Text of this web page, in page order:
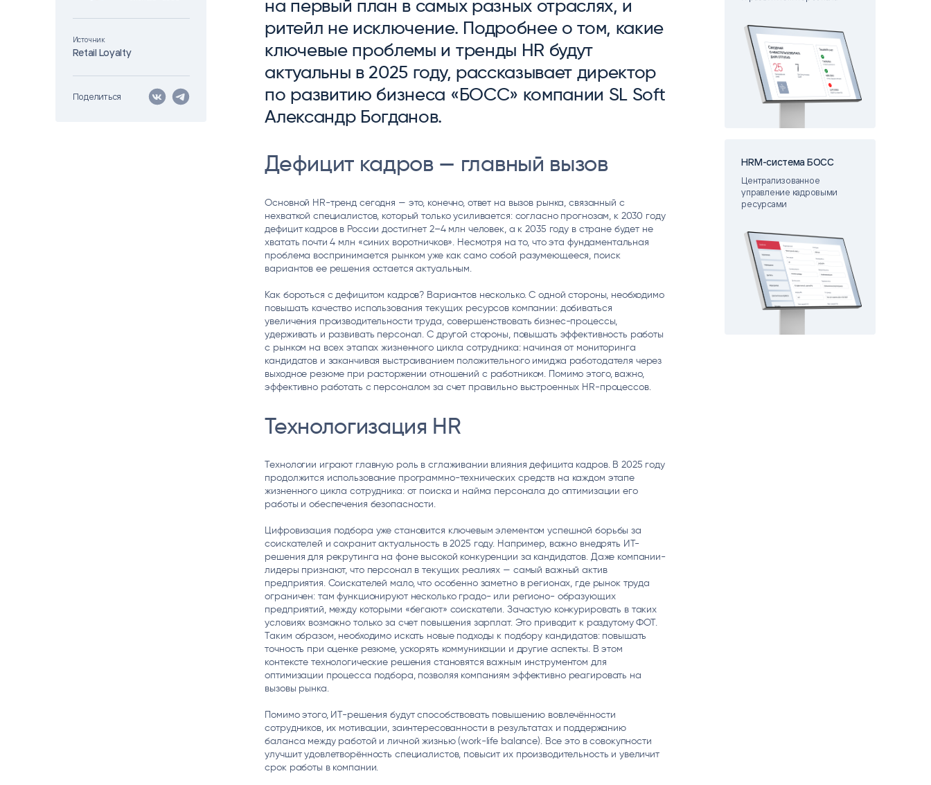
Robovoice
ГОЛОСОВЫЕ И ТЕКСТОВЫЕ БОТЫ
Преферентум
ИНТЕЛЛЕКТУАЛЬНАЯ ОБРАБОТКА
ТЕКСТА
MD Audit
КОНТРОЛЬ ОПЕРАЦИОННОЙ
ДЕЯТЕЛЬНОСТИ
Polymatica
ИНСТРУМЕНТЫ АНАЛИТИКИ
РАСПОЗНАВАНИЕ ДАННЫХ
ВИДЕОАНАЛИТИКА
Источник
Retail Loyalty
Поделиться
на первый план в самых разных отраслях, и
ритейл не исключение. Подробнее о том, какие
ключевые проблемы и тренды HR будут
актуальны в 2025 году, рассказывает директор
по развитию бизнеса «БОСС» компании SL Soft
Александр Богданов.
Дефицит кадров — главный вызов
Основной HR-тренд сегодня — это, конечно, ответ на вызов рынка, связанный с
нехваткой специалистов, который только усиливается: согласно прогнозам, к 2030 году
дефицит кадров в России достигнет 2–4 млн человек, а к 2035 году в стране будет не
хватать почти 4 млн «синих воротничков». Несмотря на то, что эта фундаментальная
проблема воспринимается рынком уже как само собой разумеющееся, поиск
вариантов ее решения остается актуальным.
Как бороться с дефицитом кадров? Вариантов несколько. С одной стороны, необходимо
повышать качество использования текущих ресурсов компании: добиваться
увеличения производительности труда, совершенствовать бизнес-процессы,
удерживать и развивать персонал. С другой стороны, повышать эффективность работы
с рынком на всех этапах жизненного цикла сотрудника: начиная от мониторинга
кандидатов и заканчивая выстраиванием положительного имиджа работодателя через
выходное резюме при расторжении отношений с работником. Помимо этого, важно,
эффективно работать с персоналом за счет правильно выстроенных HR-процессов.
Технологизация HR
Технологии играют главную роль в сглаживании влияния дефицита кадров. В 2025 году
продолжится использование программно-технических средств на каждом этапе
жизненного цикла сотрудника: от поиска и найма персонала до оптимизации его
работы и обеспечения безопасности.
Цифровизация подбора уже становится ключевым элементом успешной борьбы за
соискателей и сохранит актуальность в 2025 году. Например, важно внедрять ИТ-
решения для рекрутинга на фоне высокой конкуренции за кандидатов. Даже компании-
лидеры признают, что персонал в текущих реалиях — самый важный актив
предприятия. Соискателей мало, что особенно заметно в регионах, где рынок труда
ограничен: там функционируют несколько градо- или регионо- образующих
предприятий, между которыми «бегают» соискатели. Зачастую конкурировать в таких
условиях возможно только за счет повышения зарплат. Это приводит к раздутому ФОТ.
Таким образом, необходимо искать новые подходы к подбору кандидатов: повышать
точность при оценке резюме, ускорять коммуникации и другие аспекты. В этом
контексте технологические решения становятся важным инструментом для
оптимизации процесса подбора, позволяя компаниям эффективно реагировать на
вызовы рынка.
Помимо этого, ИТ-решения будут способствовать повышению вовлечённости
сотрудников, их мотивации, заинтересованности в результатах и поддержанию
баланса между работой и личной жизнью (work-life balance). Все это в совокупности
улучшит удовлетворённость специалистов, повысит их производительность и увеличит
срок работы в компании.
HRM-система БОСС
Централизованное
управление кадровыми
ресурсами